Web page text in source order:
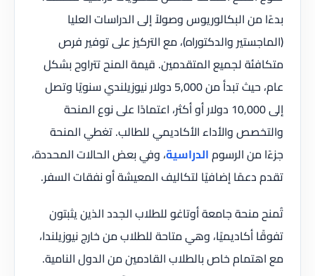
بدءًا من البكالوريوس وصولاً إلى الدراسات العليا
(الماجستير والدكتوراه)، مع التركيز على توفير فرص
متكافئة لجميع المتقدمين. قيمة المنح تتراوح بشكل
عام، حيث تبدأ من 5,000 دولار نيوزيلندي سنويًا وتصل
إلى 10,000 دولار أو أكثر، اعتمادًا على نوع المنحة
والتخصص والأداء الأكاديمي للطالب. تغطي المنحة
جزءًا من الرسومالدراسية، وفي بعض الحالات المحددة،
تقدم دعمًا إضافيًا لتكاليف المعيشة أو نفقات السفر.
تُمنح منحة جامعة أوتاغو للطلاب الجدد الذين يثبتون
تفوقًا أكاديميًا، وهي متاحة للطلاب من خارج نيوزيلندا،
مع اهتمام خاص بالطلاب القادمين من الدول النامية.